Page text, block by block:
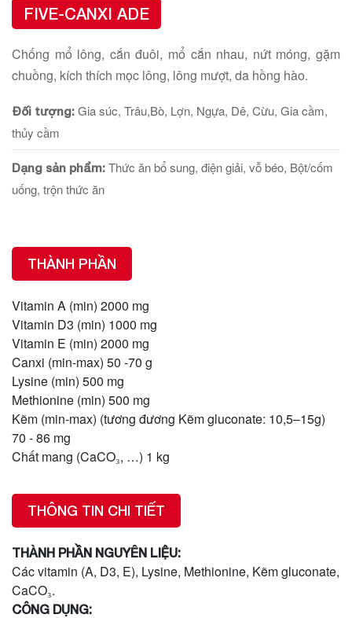
FIVE-CANXI ADE
Chống mổ lông, cắn đuôi, mổ cắn nhau, nứt móng, gặm
chuồng, kích thích mọc lông, lông mượt, da hồng hào.
Đối tượng: Gia súc, Trâu,Bò, Lợn, Ngựa, Dê, Cừu, Gia cầm,
thủy cầm
Dạng sản phẩm: Thức ăn bổ sung, điện giải, vỗ béo, Bột/cốm
uống, trộn thức ăn
THÀNH PHẦN
Vitamin A (min) 2000 mg
Vitamin D3 (min) 1000 mg
Vitamin E (min) 2000 mg
Canxi (min-max) 50 -70 g
Lysine (min) 500 mg
Methionine (min) 500 mg
Kẽm (min-max) (tương đương Kẽm gluconate: 10,5–15g)
70 - 86 mg
Chất mang (CaCO₃, …) 1 kg
THÔNG TIN CHI TIẾT
THÀNH PHẦN NGUYÊN LIỆU:
Các vitamin (A, D3, E), Lysine, Methionine, Kẽm gluconate,
CaCO₃.
CÔNG DỤNG: